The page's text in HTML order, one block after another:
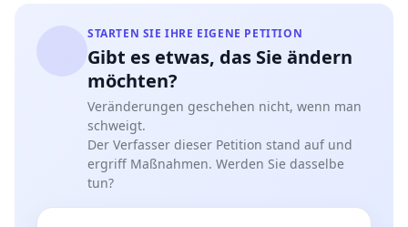
STARTEN SIE IHRE EIGENE PETITION
Gibt es etwas, das Sie ändern
möchten?
Veränderungen geschehen nicht, wenn man
schweigt.
Der Verfasser dieser Petition stand auf und
ergriff Maßnahmen. Werden Sie dasselbe
tun?